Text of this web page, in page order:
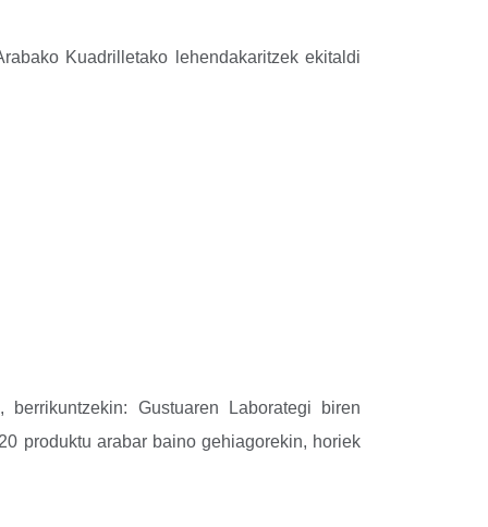
Kuadrilletako lehendakaritzek ekitaldi
Gustuaren Laborategi biren
produktu arabar baino gehiagorekin, horiek